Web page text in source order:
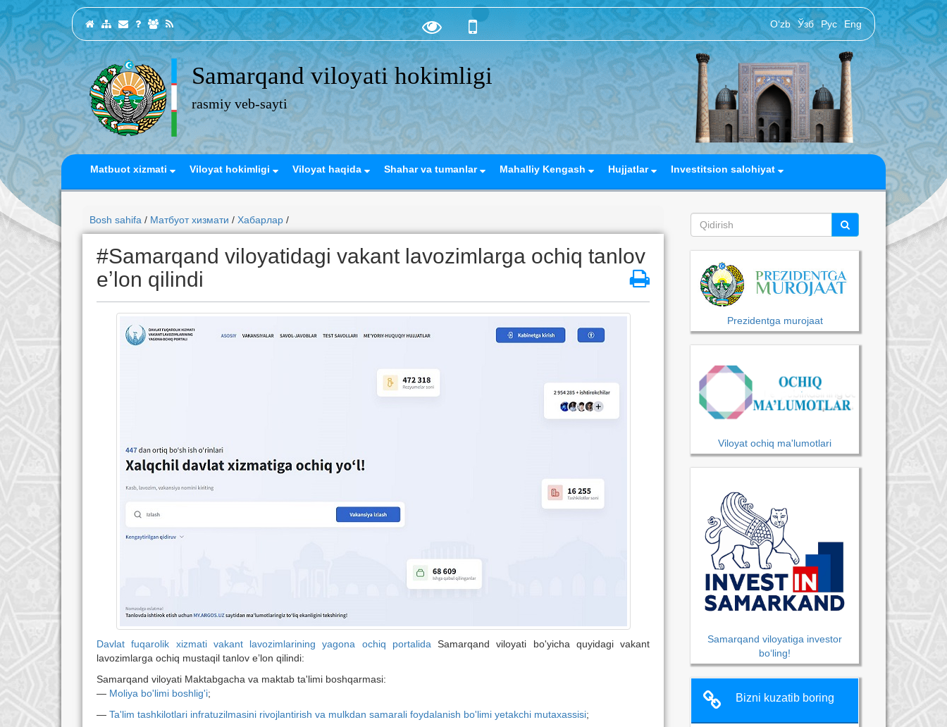
O‘zb Ўзб Рус Eng
Samarqand viloyati hokimligi
rasmiy veb-sayti
Matbuot xizmati Viloyat hokimligi Viloyat haqida Shahar va tumanlar Mahalliy Kengash Hujjatlar Investitsion salohiyat
Bosh sahifa / Матбуот хизмати / Хабарлар /
#Samarqand viloyatidagi vakant lavozimlarga ochiq tanlov
eʼlon qilindi
Davlat fuqarolik xizmati vakant lavozimlarining yagona ochiq portalida Samarqand viloyati bo'yicha quyidagi vakant
lavozimlarga ochiq mustaqil tanlov eʼlon qilindi:
Samarqand viloyati Maktabgacha va maktab ta'limi boshqarmasi:
— Moliya bo'limi boshlig'i;
— Ta'lim tashkilotlari infratuzilmasini rivojlantirish va mulkdan samarali foydalanish bo'limi yetakchi mutaхassisi;
Prezidentga murojaat
Viloyat ochiq ma'lumotlari
Samarqand viloyatiga investor
bo‘ling!
Bizni kuzatib boring